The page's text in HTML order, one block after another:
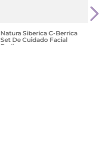
Natura Siberica C-Berrica
Set De Cuidado Facial
Radiance